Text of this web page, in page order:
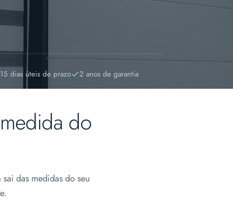
15 dias úteis de prazo 2 anos de garantia
do
das medidas do seu